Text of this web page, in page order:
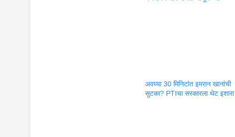
अवघ्या 30 मिनिटांत इमरान खानांची
सुटका? PTIचा सरकारला थेट इशारा